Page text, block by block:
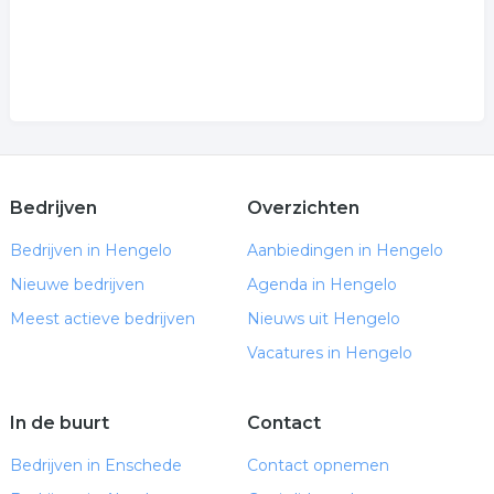
Bedrijven
Bedrijven in Hengelo
Nieuwe bedrijven
Meest actieve bedrijven
Overzichten
Aanbiedingen in Hengelo
Agenda in Hengelo
Nieuws uit Hengelo
Vacatures in Hengelo
In de buurt
Bedrijven in Enschede
Contact
Contact opnemen